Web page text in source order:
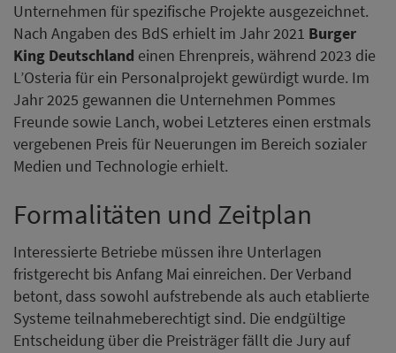
Unternehmen für spezifische Projekte ausgezeichnet.
Nach Angaben des BdS erhielt im Jahr 2021 Burger
King Deutschland einen Ehrenpreis, während 2023 die
L’Osteria für ein Personalprojekt gewürdigt wurde. Im
Jahr 2025 gewannen die Unternehmen Pommes
Freunde sowie Lanch, wobei Letzteres einen erstmals
vergebenen Preis für Neuerungen im Bereich sozialer
Medien und Technologie erhielt.
Formalitäten und Zeitplan
Interessierte Betriebe müssen ihre Unterlagen
fristgerecht bis Anfang Mai einreichen. Der Verband
betont, dass sowohl aufstrebende als auch etablierte
Systeme teilnahmeberechtigt sind. Die endgültige
Entscheidung über die Preisträger fällt die Jury auf